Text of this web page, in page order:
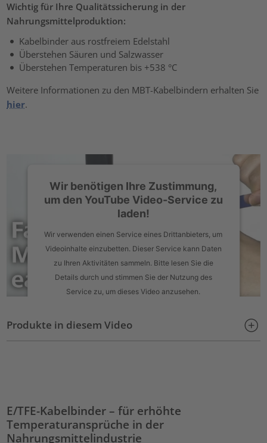
Wichtig für Ihre Qualitätssicherung in der
Nahrungsmittelproduktion:
Kabelbinder aus rostfreiem Edelstahl
Überstehen Säuren und Salzwasser
Überstehen Temperaturen bis +538 °C
Weitere Informationen zu den MBT-Kabelbindern erhalten Sie
hier.
Wir benötigen Ihre Zustimmung,
um den YouTube Video-Service zu
laden!
Wir verwenden einen Service eines Drittanbieters, um
Videoinhalte einzubetten. Dieser Service kann Daten
zu Ihren Aktivitäten sammeln. Bitte lesen Sie die
Details durch und stimmen Sie der Nutzung des
Service zu, um dieses Video anzusehen.
Mehr Informationen
Produkte in diesem Video
E/TFE-Kabelbinder – für erhöhte
Temperaturansprüche in der
Nahrungsmittelindustrie